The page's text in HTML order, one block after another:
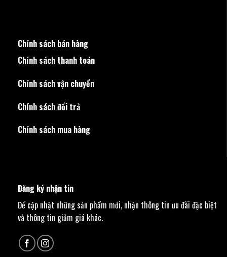
Chính sách bán hàng
Chính sách thanh toán
Chính sách vận chuyển
Chính sách đổi trả
Chính sách mua hàng
Đăng ký nhận tin
Để cập nhật những sản phẩm mới, nhận thông tin ưu đãi đặc biệt
và thông tin giảm giá khác.